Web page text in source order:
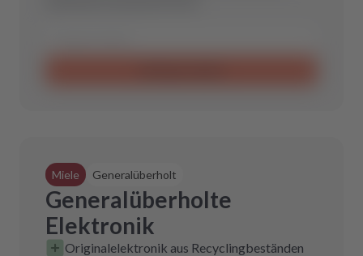
Miele Generalüberholt
Generalüberholte
Elektronik
Originalelektronik aus Recyclingbeständen